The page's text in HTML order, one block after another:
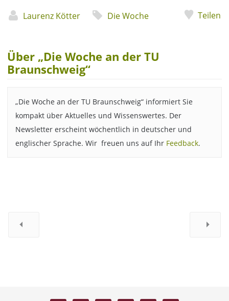
Laurenz Kötter Die Woche Teilen
Über „Die Woche an der TU
Braunschweig“
„Die Woche an der TU Braunschweig“ informiert Sie
kompakt über Aktuelles und Wissenswertes. Der
Newsletter erscheint wöchentlich in deutscher und
englischer Sprache. Wir freuen uns auf Ihr Feedback.